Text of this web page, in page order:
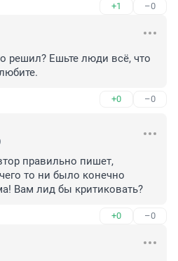
+1 –0
решил? Ешьте люди всё, что
+0 –0
правильно пишет,
то ни было конечно
Вам лид бы критиковать?
+0 –0